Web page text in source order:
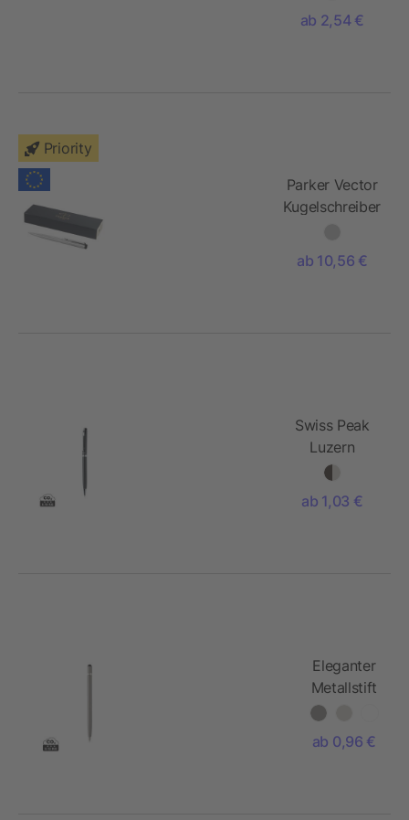
ab 2,54 €
Priority
Parker Vector
Kugelschreiber
ab 10,56 €
Swiss Peak
Luzern
Kugelschreiber
ab 1,03 €
Eleganter
Metallstift
ab 0,96 €